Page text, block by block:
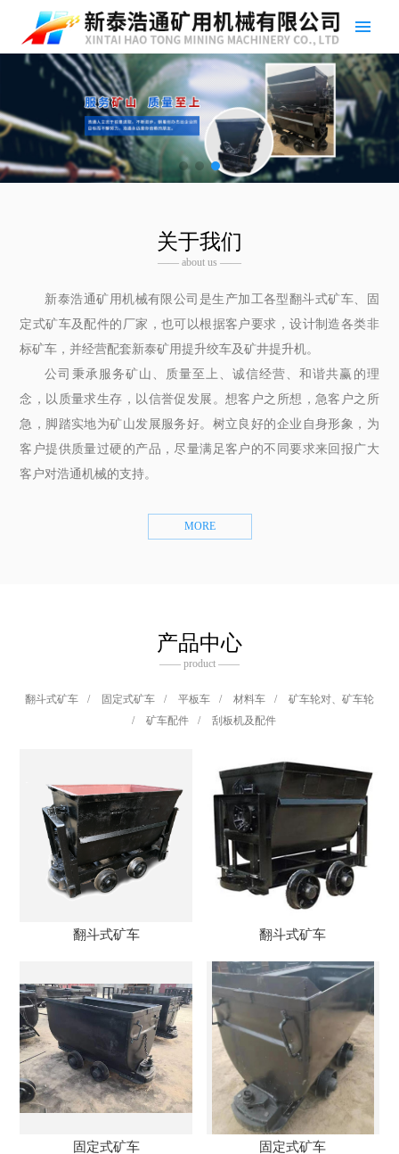
关于我们
—— about us ——
新泰浩通矿用机械有限公司是生产加工各型翻斗式矿车、固
定式矿车及配件的厂家，也可以根据客户要求，设计制造各类非
标矿车，并经营配套新泰矿用提升绞车及矿井提升机。
公司秉承服务矿山、质量至上、诚信经营、和谐共赢的理
念，以质量求生存，以信誉促发展。想客户之所想，急客户之所
急，脚踏实地为矿山发展服务好。树立良好的企业自身形象，为
客户提供质量过硬的产品，尽量满足客户的不同要求来回报广大
客户对浩通机械的支持。
MORE
产品中心
—— product ——
翻斗式矿车 / 固定式矿车 / 平板车 / 材料车 /
矿车轮对、矿车轮
/
矿车配件 / 刮板机及配件
翻斗式矿车 翻斗式矿车
固定式矿车 固定式矿车